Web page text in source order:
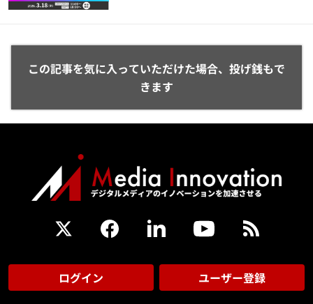
この記事を気に入っていただけた場合、投げ銭もで
きます
ログイン ユーザー登録